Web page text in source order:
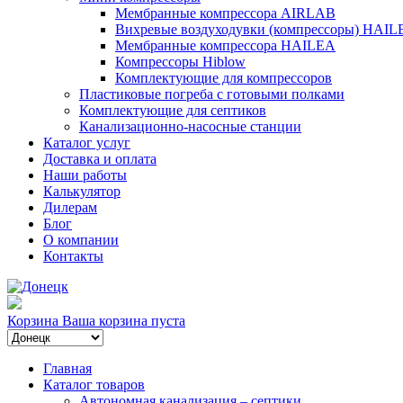
Мембранные компрессора AIRLAB
Вихревые воздуходувки (компрессоры)
Мембранные компрессора HAILEA
Компрессоры Hiblow
Комплектующие для компрессоров
Пластиковые погреба с готовыми полками
Комплектующие для септиков
Канализационно-насосные станции
Каталог услуг
Доставка и оплата
Наши работы
Калькулятор
Дилерам
Блог
О компании
Контакты
Корзина Ваша корзина пуста
Главная
Каталог товаров